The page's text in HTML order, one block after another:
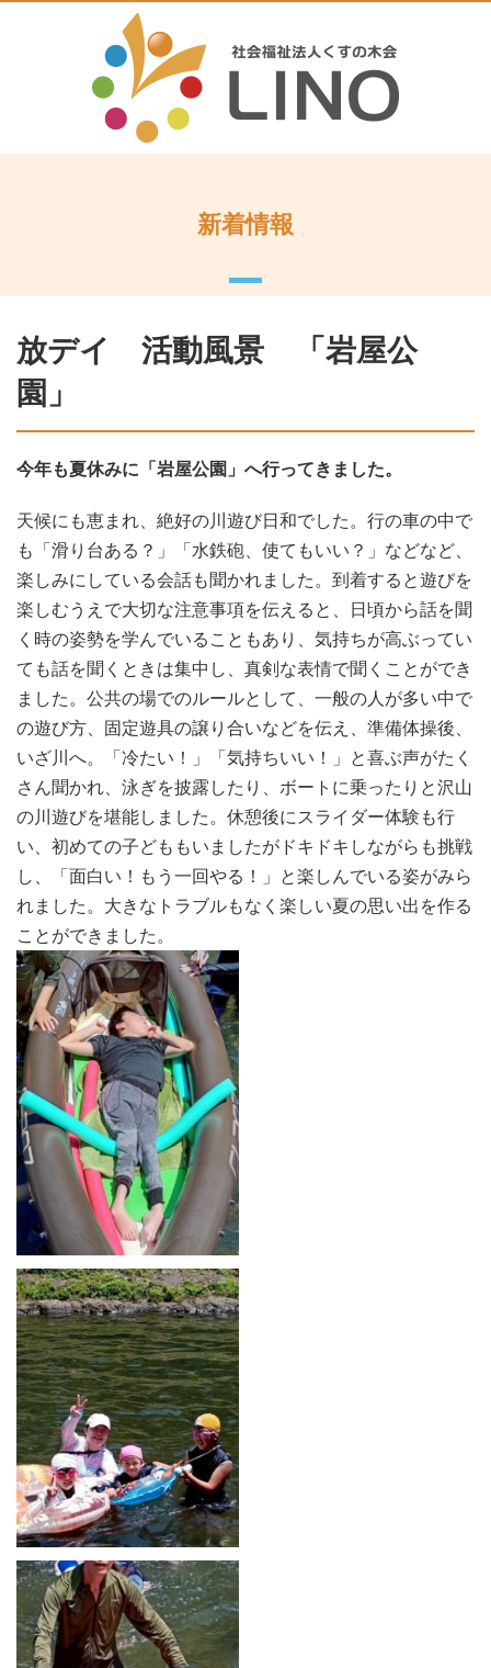
新着情報
放デイ 活動風景 「岩屋公
園」
今年も夏休みに「岩屋公園」へ行ってきました。
天候にも恵まれ、絶好の川遊び日和でした。行の車の中で
も「滑り台ある？」「水鉄砲、使てもいい？」などなど、
楽しみにしている会話も聞かれました。到着すると遊びを
楽しむうえで大切な注意事項を伝えると、日頃から話を聞
く時の姿勢を学んでいることもあり、気持ちが高ぶってい
ても話を聞くときは集中し、真剣な表情で聞くことができ
ました。公共の場でのルールとして、一般の人が多い中で
の遊び方、固定遊具の譲り合いなどを伝え、準備体操後、
いざ川へ。「冷たい！」「気持ちいい！」と喜ぶ声がたく
さん聞かれ、泳ぎを披露したり、ボートに乗ったりと沢山
の川遊びを堪能しました。休憩後にスライダー体験も行
い、初めての子どももいましたがドキドキしながらも挑戦
し、「面白い！もう一回やる！」と楽しんでいる姿がみら
れました。大きなトラブルもなく楽しい夏の思い出を作る
ことができました。